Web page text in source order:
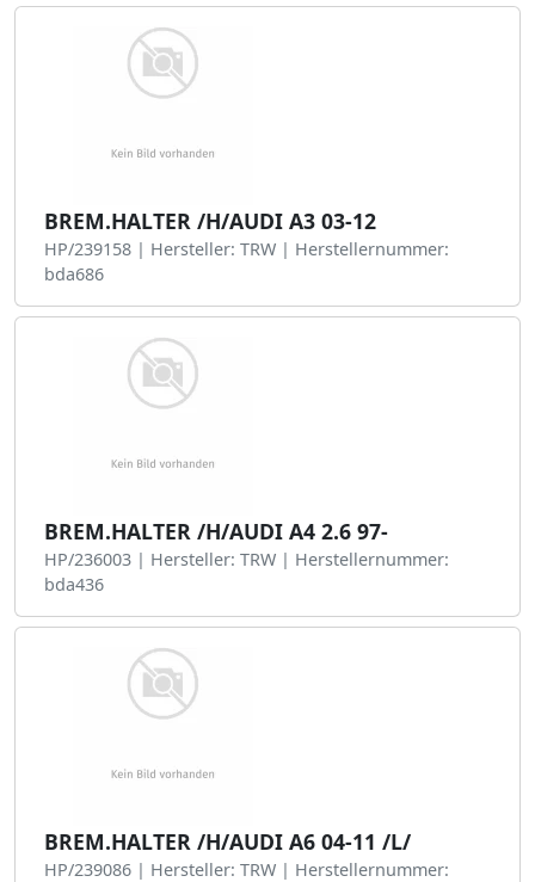
BREM.HALTER /H/AUDI A3 03-12
HP/239158 | Hersteller: TRW | Herstellernummer:
bda686
BREM.HALTER /H/AUDI A4 2.6 97-
HP/236003 | Hersteller: TRW | Herstellernummer:
bda436
BREM.HALTER /H/AUDI A6 04-11 /L/
HP/239086 | Hersteller: TRW | Herstellernummer: